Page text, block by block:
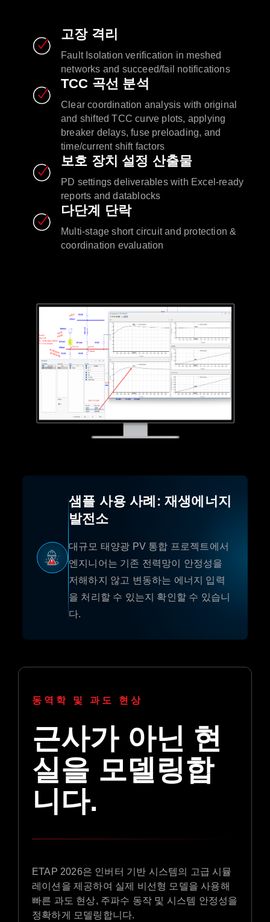
고장 격리
Fault Isolation verification in meshed
networks and succeed/fail notifications
TCC 곡선 분석
Clear coordination analysis with original
and shifted TCC curve plots, applying
breaker delays, fuse preloading, and
time/current shift factors
보호 장치 설정 산출물
PD settings deliverables with Excel-ready
reports and datablocks
다단계 단락
Multi-stage short circuit and protection &
coordination evaluation
샘플 사용 사례: 재생에너지
발전소
대규모 태양광 PV 통합 프로젝트에서
엔지니어는 기존 전력망이 안정성을
저해하지 않고 변동하는 에너지 입력
을 처리할 수 있는지 확인할 수 있습니
다.
동역학 및 과도 현상
근사가 아닌 현
실을 모델링합
니다.
ETAP 2026은 인버터 기반 시스템의 고급 시뮬
레이션을 제공하여 실제 비선형 모델을 사용해
빠른 과도 현상, 주파수 동작 및 시스템 안정성을
정확하게 모델링합니다.